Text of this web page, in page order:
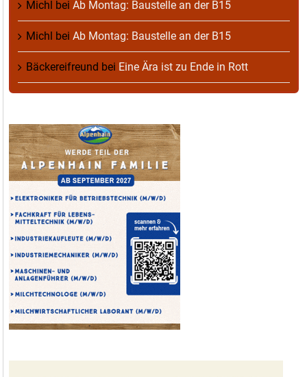
Michl bei Ab Montag: Baustelle an der B15
Michl bei Ab Montag: Baustelle an der B15
Bäckereifreund bei Eine Ära ist zu Ende in Rott